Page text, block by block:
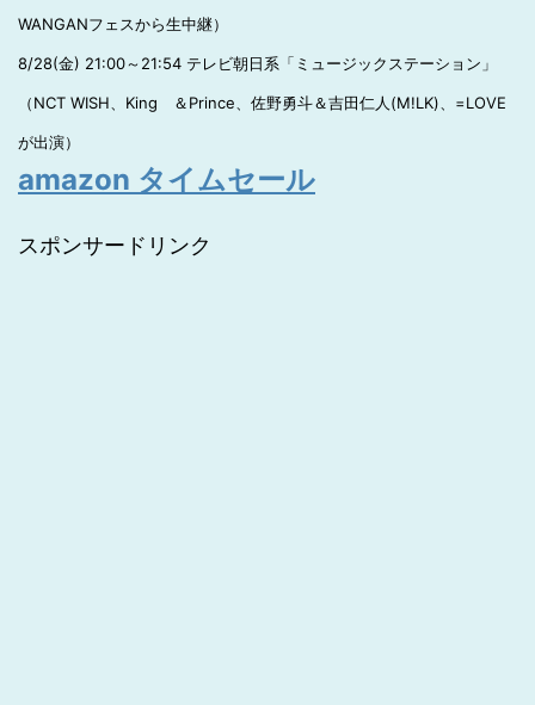
WANGANフェスから生中継）
8/28(金) 21:00～21:54 テレビ朝日系「ミュージックステーション」
（NCT WISH、King ＆Prince、佐野勇斗＆吉田仁人(M!LK)、=LOVE
が出演）
amazon タイムセール
スポンサードリンク